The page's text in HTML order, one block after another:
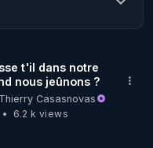
que vous avez
t'il dans notre
nous jeûnons ?
Casasnovas
6.2 k views